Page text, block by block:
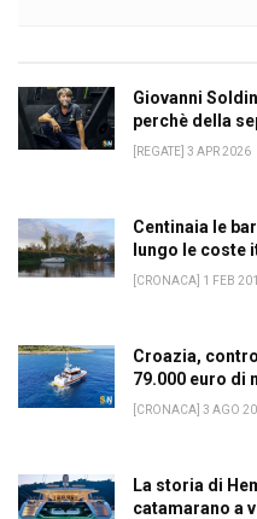
Giovanni
perchè della
[REGATE] 3 APR 2026
Centinaia le
lungo le coste
[CRONACA] 1 FEB
Croazia,
79.000 euro di
[CRONACA] 3 AGO
La storia di
catamarano a